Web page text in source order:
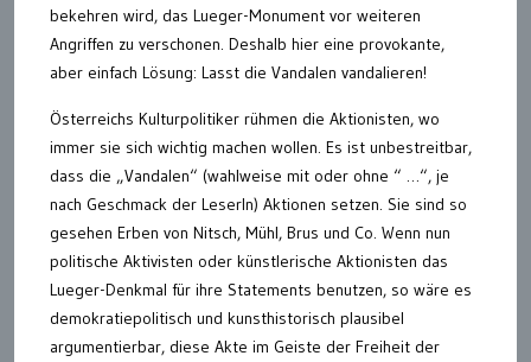
bekehren wird, das Lueger-Monument vor weiteren
Angriffen zu verschonen. Deshalb hier eine provokante,
aber einfach Lösung: Lasst die Vandalen vandalieren!
Österreichs Kulturpolitiker rühmen die Aktionisten, wo
immer sie sich wichtig machen wollen. Es ist unbestreitbar,
dass die „Vandalen“ (wahlweise mit oder ohne “ …“, je
nach Geschmack der LeserIn) Aktionen setzen. Sie sind so
gesehen Erben von Nitsch, Mühl, Brus und Co. Wenn nun
politische Aktivisten oder künstlerische Aktionisten das
Lueger-Denkmal für ihre Statements benutzen, so wäre es
demokratiepolitisch und kunsthistorisch plausibel
argumentierbar, diese Akte im Geiste der Freiheit der